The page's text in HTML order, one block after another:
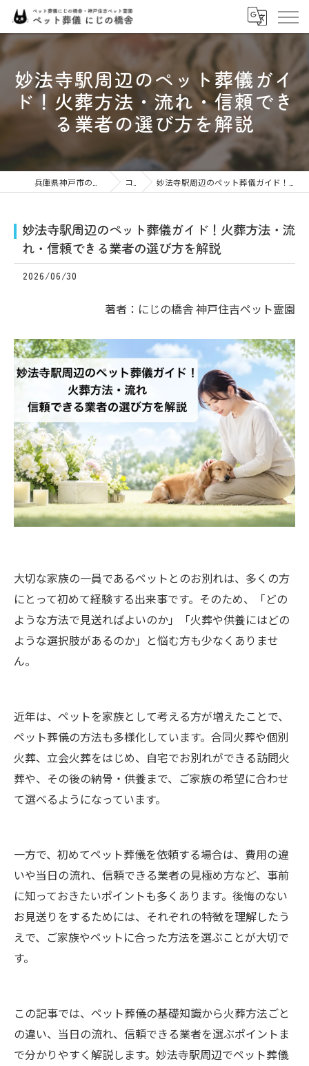
妙法寺駅周辺のペット葬儀ガイ
ド！火葬方法・流れ・信頼でき
る業者の選び方を解説
コラム 妙法寺駅周辺のペット葬儀ガイド！火葬方法・流れ・信頼できる業者の選び方を解説
妙法寺駅周辺のペット葬儀ガイド！火葬方法・流
れ・信頼できる業者の選び方を解説
2026/06/30
著者：にじの橋舎 神戸住吉ペット霊園
大切な家族の一員であるペットとのお別れは、多くの方
にとって初めて経験する出来事です。そのため、「どの
ような方法で見送ればよいのか」「火葬や供養にはどの
ような選択肢があるのか」と悩む方も少なくありませ
ん。
近年は、ペットを家族として考える方が増えたことで、
ペット葬儀の方法も多様化しています。合同火葬や個別
火葬、立会火葬をはじめ、自宅でお別れができる訪問火
葬や、その後の納骨・供養まで、ご家族の希望に合わせ
て選べるようになっています。
一方で、初めてペット葬儀を依頼する場合は、費用の違
いや当日の流れ、信頼できる業者の見極め方など、事前
に知っておきたいポイントも多くあります。後悔のない
お見送りをするためには、それぞれの特徴を理解したう
えで、ご家族やペットに合った方法を選ぶことが大切で
す。
この記事では、ペット葬儀の基礎知識から火葬方法ごと
の違い、当日の流れ、信頼できる業者を選ぶポイントま
で分かりやすく解説します。妙法寺駅周辺でペット葬儀